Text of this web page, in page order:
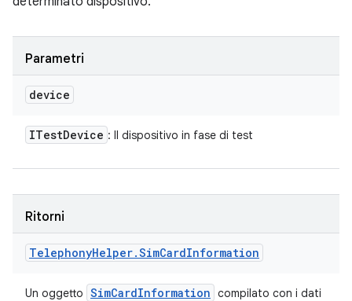
Parametri
device
ITestDevice : Il dispositivo in fase di test
Ritorni
TelephonyHelper.SimCardInformation
Un oggetto SimCardInformation compilato con i dati